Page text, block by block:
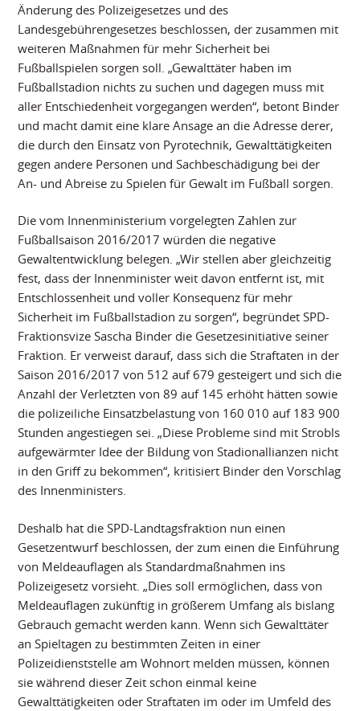
Änderung des Polizeigesetzes und des
Landesgebührengesetzes beschlossen, der zusammen mit
weiteren Maßnahmen für mehr Sicherheit bei
Fußballspielen sorgen soll. „Gewalttäter haben im
Fußballstadion nichts zu suchen und dagegen muss mit
aller Entschiedenheit vorgegangen werden“, betont Binder
und macht damit eine klare Ansage an die Adresse derer,
die durch den Einsatz von Pyrotechnik, Gewalttätigkeiten
gegen andere Personen und Sachbeschädigung bei der
An- und Abreise zu Spielen für Gewalt im Fußball sorgen.
Die vom Innenministerium vorgelegten Zahlen zur
Fußballsaison 2016/2017 würden die negative
Gewaltentwicklung belegen. „Wir stellen aber gleichzeitig
fest, dass der Innenminister weit davon entfernt ist, mit
Entschlossenheit und voller Konsequenz für mehr
Sicherheit im Fußballstadion zu sorgen“, begründet SPD-
Fraktionsvize Sascha Binder die Gesetzesinitiative seiner
Fraktion. Er verweist darauf, dass sich die Straftaten in der
Saison 2016/2017 von 512 auf 679 gesteigert und sich die
Anzahl der Verletzten von 89 auf 145 erhöht hätten sowie
die polizeiliche Einsatzbelastung von 160 010 auf 183 900
Stunden angestiegen sei. „Diese Probleme sind mit Strobls
aufgewärmter Idee der Bildung von Stadionallianzen nicht
in den Griff zu bekommen“, kritisiert Binder den Vorschlag
des Innenministers.
Deshalb hat die SPD-Landtagsfraktion nun einen
Gesetzentwurf beschlossen, der zum einen die Einführung
von Meldeauflagen als Standardmaßnahmen ins
Polizeigesetz vorsieht. „Dies soll ermöglichen, dass von
Meldeauflagen zukünftig in größerem Umfang als bislang
Gebrauch gemacht werden kann. Wenn sich Gewalttäter
an Spieltagen zu bestimmten Zeiten in einer
Polizeidienststelle am Wohnort melden müssen, können
sie während dieser Zeit schon einmal keine
Gewalttätigkeiten oder Straftaten im oder im Umfeld des